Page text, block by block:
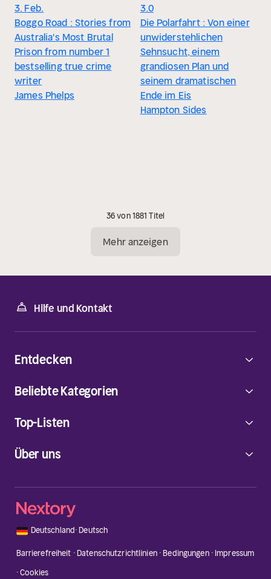
3. Feb.
Boggo Road : Stories from
Australia's Most Brutal
Prison from number 1
bestselling true crime
writer
James Phelps
3.0
Die Polarfahrt : Von einer
unwiderstehlichen
Sehnsucht, einem
grandiosen Plan und
seinem dramatischen
Ende im Eis
Hampton Sides
36 von 1881 Titel
Mehr anzeigen
Hilfe und Kontakt
Über uns
Entdecken
Beliebte Kategorien
Top-Listen
🇩🇪 Deutschland·Deutsch
Barrierefreiheit ·Datenschutzrichtlinien·Bedingungen· Impressum
·Cookies